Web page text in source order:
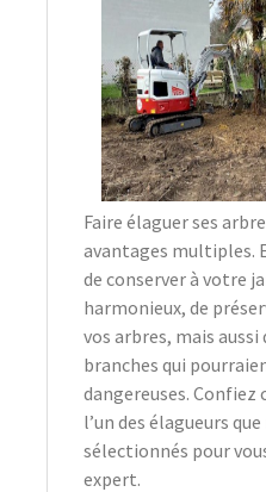
Faire élaguer ses
avantages multiples.
de conserver à votre
harmonieux, de
vos arbres, mais
branches qui
dangereuses.
l’un des élagueurs
sélectionnés pour
expert.